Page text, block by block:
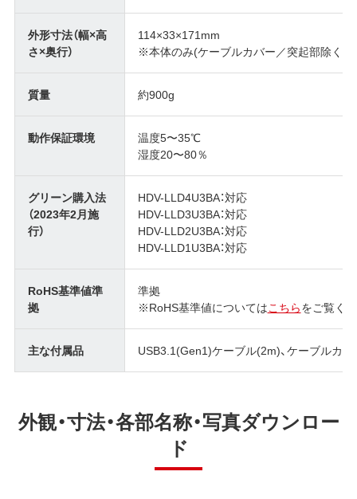
外形寸法（幅×高
さ×奥行）
114×33×171mm
※本体のみ(ケーブルカバー／突起部除く)
質量 約900g
動作保証環境
温度5〜35℃
湿度20〜80％
グリーン購入法
（2023年2月施
行）
HDV-LLD4U3BA：対応
HDV-LLD3U3BA：対応
HDV-LLD2U3BA：対応
HDV-LLD1U3BA：対応
RoHS基準値準
拠
準拠
※RoHS基準値についてはこちらをご覧く
主な付属品 USB3.1(Gen1)ケーブル(2m)、ケーブルカバ
外観・寸法・各部名称・写真ダウンロー
ド